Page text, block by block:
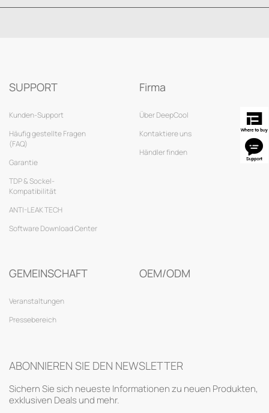
SUPPORT
Kunden-Support
Häufig gestellte Fragen
(FAQ)
Garantie
TDP & Sockel-
Kompatibilität
ANTI-LEAK TECH
Software Download Center
Firma
Über DeepCool
Kontaktiere uns
Händler finden
GEMEINSCHAFT
Veranstaltungen
Pressebereich
OEM/ODM
ABONNIEREN SIE DEN NEWSLETTER
Sichern Sie sich neueste Informationen zu neuen Produkten,
exklusiven Deals und mehr.